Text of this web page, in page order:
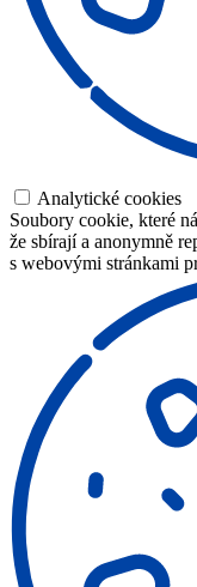
Analytické cookies
Soubory cookie, které
že sbírají a anonymně
s webovými stránkami